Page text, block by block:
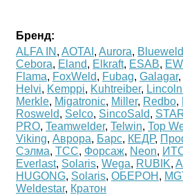
Бренд:
ALFA IN , AOTAI , Aurora, Blueweld
Cebora, Eland, Elkraft, ESAB,
Flama, FoxWeld, Fubag, Galagar,
Helvi, Kemppi, Kuhtreiber,
Merkle, Migatronic, Miller, Redbo,
Rosweld, Selco, SincoSald,
PRO, Teamwelder, Telwin, Top
Viking, Аврора, Барс, КЕДР,
Сэлма, ТСС, Форсаж, Neon,
Everlast, Solaris, Wega, RUBIK,
HUGONG, Solaris, ОБЕРОН ,
Weldestar, Кратон